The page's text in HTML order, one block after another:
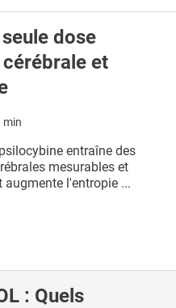
seule dose
et
min
entraîne des
mesurables et
l'entropie ...
: Quels